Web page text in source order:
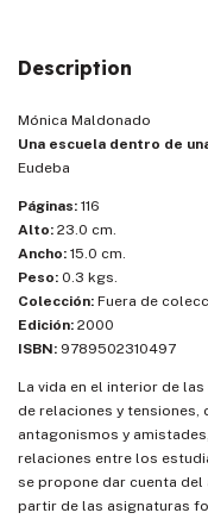
Description
Mónica Maldonado
Una escuela dentro de
Eudeba
Páginas: 116
Alto: 23.0 cm.
Ancho: 15.0 cm.
Peso: 0.3 kgs.
Colección: Fuera de
Edición: 2000
ISBN: 9789502310497
La vida en el interior de
de relaciones y
antagonismos y
relaciones entre los
se propone dar cuenta
partir de las asignaturas